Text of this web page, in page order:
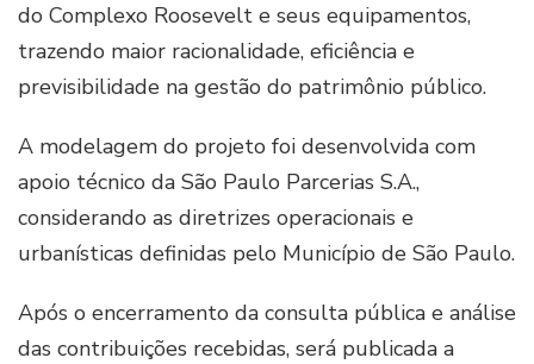
do Complexo Roosevelt e seus equipamentos,
trazendo maior racionalidade, eficiência e
previsibilidade na gestão do patrimônio público.
A modelagem do projeto foi desenvolvida com
apoio técnico da São Paulo Parcerias S.A.,
considerando as diretrizes operacionais e
urbanísticas definidas pelo Município de São Paulo.
Após o encerramento da consulta pública e análise
das contribuições recebidas, será publicada a